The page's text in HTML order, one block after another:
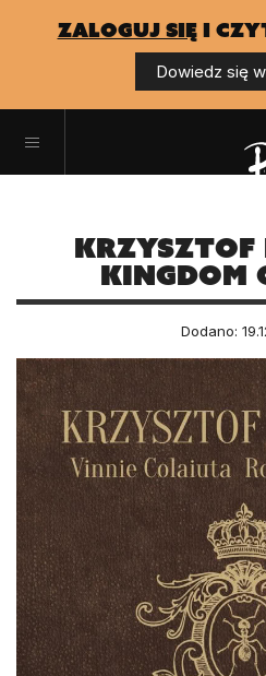
zaloguj sięi
Dowiedz się
Krzysztof
Kingdom
Dodano: